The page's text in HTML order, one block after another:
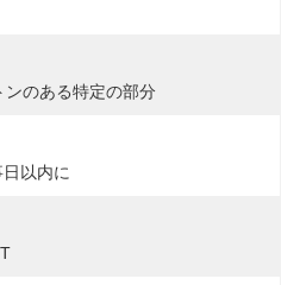
のある特定の部分
以内に